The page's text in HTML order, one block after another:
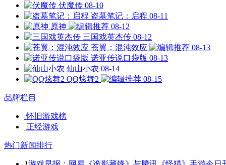
伏魔传 08-10
盗墓笔记：启程 08-11
原神
08-12
三国戏英杰传 08-12
苍翼：混沌效应
08-13
诺亚传说口袋版 08-13
仙山小农 08-14
QQ炫舞2
08-15
品牌栏目
怀旧游戏榜
正经游戏
热门新闻排行